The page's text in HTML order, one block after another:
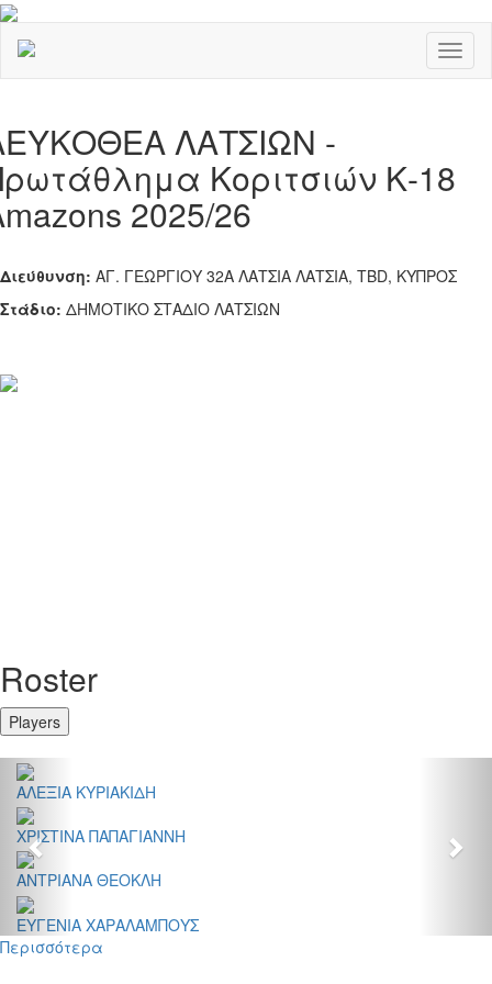
ΛΑΤΣΙΩΝ -
Κοριτσιών Κ-18
2025/26
Διεύθυνση: ΑΓ. ΓΕΩΡΓΙΟΥ 32Α ΛΑΤΣΙΑ ΛΑΤΣΙΑ, TBD, ΚΥΠΡΟΣ
Στάδιο: ΔΗΜΟΤΙΚΟ ΣΤΑΔΙΟ ΛΑΤΣΙΩΝ
Roster
Players
ΑΛΕΞΙΑ ΚΥΡΙΑΚΙΔΗ
ΧΡΙΣΤΙΝΑ ΠΑΠΑΓΙΑΝΝΗ
ΑΝΤΡΙΑΝΑ ΘΕΟΚΛΗ
ΕΥΓΕΝΙΑ ΧΑΡΑΛΑΜΠΟΥΣ
Περισσότερα